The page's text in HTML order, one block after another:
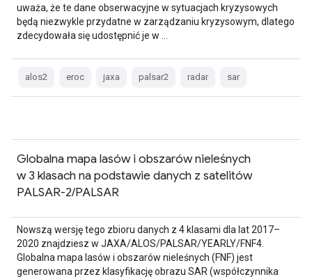
uważa, że te dane obserwacyjne w sytuacjach kryzysowych
będą niezwykle przydatne w zarządzaniu kryzysowym, dlatego
zdecydowała się udostępnić je w …
alos2 eroc jaxa palsar2 radar sar
Globalna mapa lasów i obszarów nieleśnych
w 3 klasach na podstawie danych z satelitów
PALSAR-2/PALSAR
Nowszą wersję tego zbioru danych z 4 klasami dla lat 2017–
2020 znajdziesz w JAXA/ALOS/PALSAR/YEARLY/FNF4.
Globalna mapa lasów i obszarów nieleśnych (FNF) jest
generowana przez klasyfikację obrazu SAR (współczynnika